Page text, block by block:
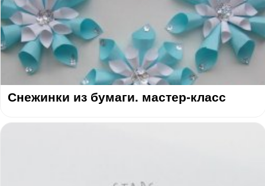
Снежинки из бумаги. мастер-класс